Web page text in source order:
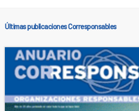
Últimas publicaciones Corresponsables